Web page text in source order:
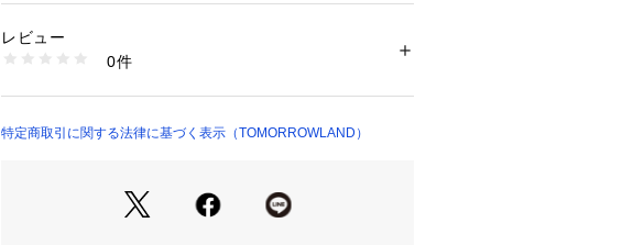
のように着こなすのもおすすめ。
シンプルながらも一枚でさまになり、シーズンやトレン
2020AW商品
商品番号:12-03-04-03002
洗濯：手洗い、漂白不可、タンブル乾燥不可、自然乾燥、アイロ
ン仕上げ可、ドライ可、ウエットクリーニング可
い
12030403002 （ショップ）
レビュー
0件
特定商取引に関する法律に基づく表示（TOMORROWLAND）